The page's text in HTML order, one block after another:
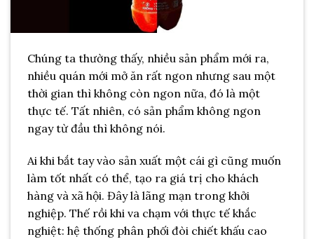
Chúng ta thường thấy, nhiều sản phẩm mới ra,
nhiều quán mới mở ăn rất ngon nhưng sau một
thời gian thì không còn ngon nữa, đó là một
thực tế. Tất nhiên, có sản phẩm không ngon
ngay từ đầu thì không nói.
Ai khi bắt tay vào sản xuất một cái gì cũng muốn
làm tốt nhất có thể, tạo ra giá trị cho khách
hàng và xã hội. Đây là lãng mạn trong khởi
nghiệp. Thế rồi khi va chạm với thực tế khắc
nghiệt: hệ thống phân phối đòi chiết khấu cao